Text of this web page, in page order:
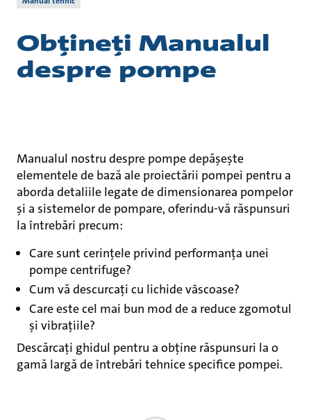
Obțineți Manualul
despre pompe
Manualul nostru despre pompe depășește
elementele de bază ale proiectării pompei pentru a
aborda detaliile legate de dimensionarea pompelor
și a sistemelor de pompare, oferindu-vă răspunsuri
la întrebări precum:
Care sunt cerințele privind performanța unei
pompe centrifuge?
Cum vă descurcați cu lichide vâscoase?
Care este cel mai bun mod de a reduce zgomotul
și vibrațiile?
Descărcați ghidul pentru a obține răspunsuri la o
gamă largă de întrebări tehnice specifice pompei.